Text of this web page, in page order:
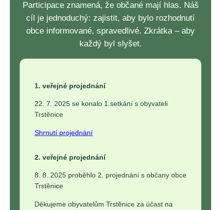
Participace znamená, že občané mají hlas. Náš
cíl je jednoduchý: zajistit, aby bylo rozhodnutí
obce informované, spravedlivé. Zkrátka – aby
každý byl slyšet.
1. veřejné projednání
22. 7. 2025 se konalo 1.setkání s obyvateli
Trstěnice
Shrnutí projednání
2. veřejné projednání
8. 8. 2025 proběhlo 2. projednání s občany obce
Trstěnice
Děkujeme obyvatelům Trstěnice za účast na